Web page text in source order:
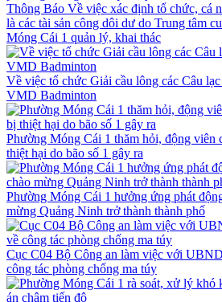
Thông Báo Về việc xác định tổ chức, cá
là các tài sản công dôi dư do Trung tâm
Móng Cái 1 quản lý, khai thác
Về việc tổ chức Giải cầu lông các Câu
VMD Badminton
Phường Móng Cái 1 thăm hỏi, động viên
thiệt hại do bão số 1 gây ra
Phường Móng Cái 1 hưởng ứng phát
mừng Quảng Ninh trở thành thành phố
Cục C04 Bộ Công an làm việc với
công tác phòng chống ma túy